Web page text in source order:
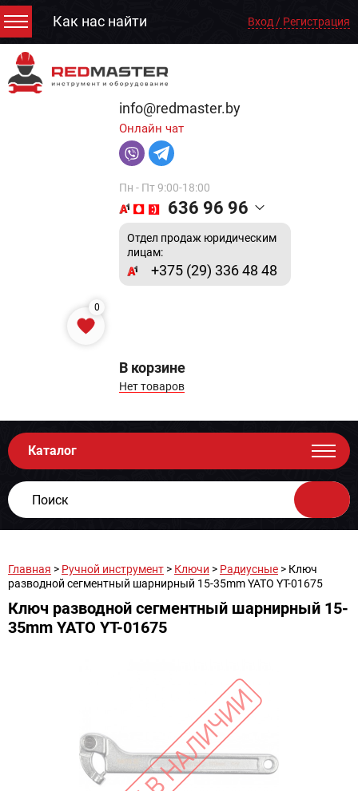
Как нас найти Вход / Регистрация
info@redmaster.by
Онлайн чат
Пн - Пт 9:00-18:00
636 96 96
Отдел продаж юридическим
лицам:
+375 (29) 336 48 48
0
В корзине
Нет товаров
Каталог
Главная > Ручной инструмент > Ключи > Радиусные > Ключ
разводной сегментный шарнирный 15-35mm YATO YT-01675
Ключ разводной сегментный шарнирный 15-
35mm YATO YT-01675